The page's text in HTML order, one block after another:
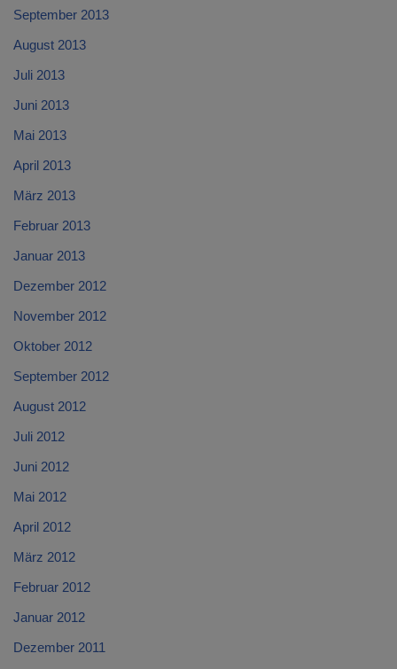
September 2013
August 2013
Juli 2013
Juni 2013
Mai 2013
April 2013
März 2013
Februar 2013
Januar 2013
Dezember 2012
November 2012
Oktober 2012
September 2012
August 2012
Juli 2012
Juni 2012
Mai 2012
April 2012
März 2012
Februar 2012
Januar 2012
Dezember 2011